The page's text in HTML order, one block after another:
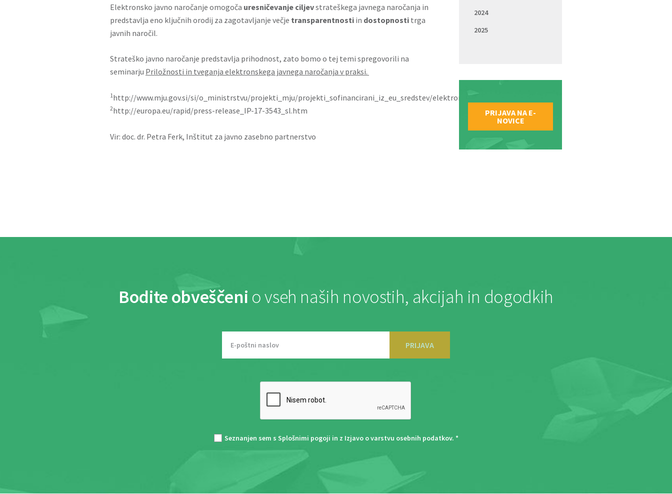
Elektronsko javno naročanje omogoča uresničevanje ciljevstrateškega javnega naročanja in
predstavlja eno ključnih orodij za zagotavljanje večje transparentnosti in dostopnosti trga
javnih naročil.
Strateško javno naročanje predstavlja prihodnost, zato bomo o tej temi spregovorili na
seminarju Priložnosti in tveganja elektronskega javnega naročanja v praksi.
1http://www.mju.gov.si/si/o_ministrstvu/projekti_mju/projekti_sofinancirani_iz_eu_sredstev/elektronsko_javno_narocanje/
2http://europa.eu/rapid/press-release_IP-17-3543_sl.htm
Vir: doc. dr. Petra Ferk, Inštitut za javno zasebno partnerstvo
2024
2025
PRIJAVA NA E-
NOVICE
Bodite obveščeni o vseh naših novostih, akcijah in dogodkih
PRIJAVA
Seznanjen sem s Splošnimi pogoji in z Izjavo o varstvu osebnih podatkov. *